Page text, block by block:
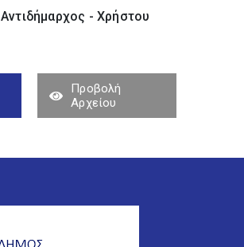
Αντιδήμαρχος - Χρήστου
Προβολή
Αρχείου